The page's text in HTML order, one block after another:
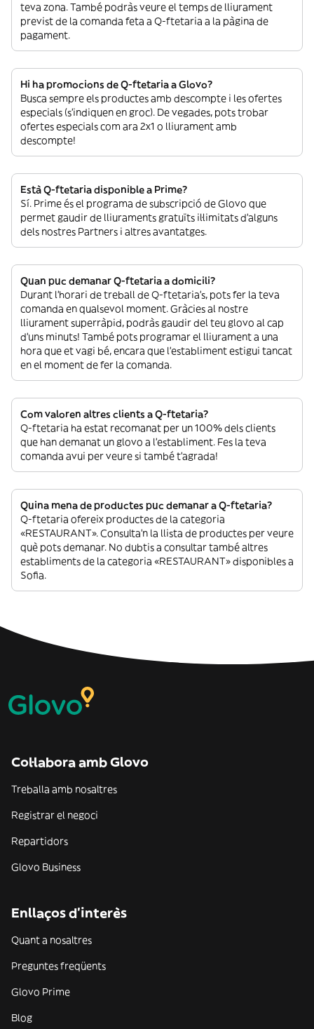
teva zona. També podràs veure el temps de lliurament
previst de la comanda feta a Q-ftetaria a la pàgina de
pagament.
Hi ha promocions de Q-ftetaria a Glovo?
Busca sempre els productes amb descompte i les ofertes
especials (s’indiquen en groc). De vegades, pots trobar
ofertes especials com ara 2x1 o lliurament amb
descompte!
Està Q-ftetaria disponible a Prime?
Sí. Prime és el programa de subscripció de Glovo que
permet gaudir de lliuraments gratuïts il·limitats d’alguns
dels nostres Partners i altres avantatges.
Quan puc demanar Q-ftetaria a domicili?
Durant l’horari de treball de Q-ftetaria’s, pots fer la teva
comanda en qualsevol moment. Gràcies al nostre
lliurament superràpid, podràs gaudir del teu glovo al cap
d’uns minuts! També pots programar el lliurament a una
hora que et vagi bé, encara que l’establiment estigui tancat
en el moment de fer la comanda.
Com valoren altres clients a Q-ftetaria?
Q-ftetaria ha estat recomanat per un 100% dels clients
que han demanat un glovo a l’establiment. Fes la teva
comanda avui per veure si també t’agrada!
Quina mena de productes puc demanar a Q-ftetaria?
Q-ftetaria ofereix productes de la categoria
«RESTAURANT». Consulta’n la llista de productes per veure
què pots demanar. No dubtis a consultar també altres
establiments de la categoria «RESTAURANT» disponibles a
Sofia.
Col·labora amb Glovo
Treballa amb nosaltres
Registrar el negoci
Repartidors
Glovo Business
Enllaços d'interès
Quant a nosaltres
Preguntes freqüents
Glovo Prime
Blog